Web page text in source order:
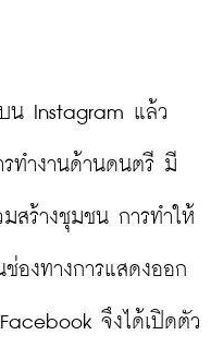
น Instagram แล้ว
ทำงานด้านดนตรี มี
มสร้างชุมชน การทำให้
องทางการแสดงออก
จึงได้เปิดตัว